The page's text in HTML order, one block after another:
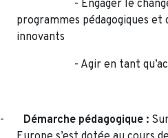
- Engager le
programmes pédagogiques
innovants
- Agir en tant
- Démarche pédagogique :